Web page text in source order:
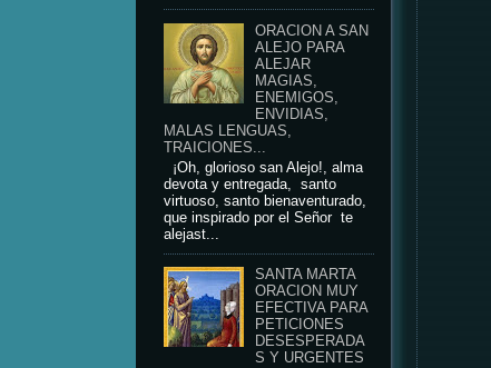
ORACION A SAN
ALEJO PARA
ALEJAR
MAGIAS,
ENEMIGOS,
ENVIDIAS,
MALAS LENGUAS,
TRAICIONES...
¡Oh, glorioso san Alejo!, alma
devota y entregada, santo
virtuoso, santo bienaventurado,
que inspirado por el Señor te
alejast...
SANTA MARTA
ORACION MUY
EFECTIVA PARA
PETICIONES
DESESPERADA
S Y URGENTES